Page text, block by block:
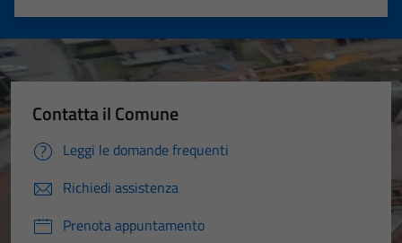
Valuta 5 stelle su 5
Valuta 4 stelle su 5
Valuta 3 stelle su 5
Valuta 2 stelle su 5
Valuta 1 stelle su 5
Contatta il Comune
Leggi le domande frequenti
Richiedi assistenza
Prenota appuntamento